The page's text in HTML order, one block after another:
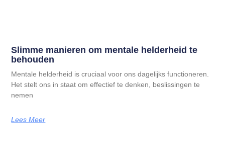
Slimme manieren om mentale helderheid te
behouden
Mentale helderheid is cruciaal voor ons dagelijks functioneren.
Het stelt ons in staat om effectief te denken, beslissingen te
nemen
Lees Meer